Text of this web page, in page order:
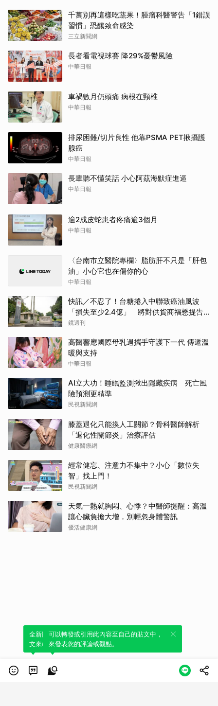
千萬別再這樣吃蔬果！腫瘤科醫警告「1錯誤
習慣」恐釀致命感染
三立新聞網
長者看電視球賽 降29%憂鬱風險
中華日報
車禍數月仍頭痛 病根在頸椎
中華日報
排尿困難/切片良性 他靠PSMA PET揪攝護
腺癌
中華日報
長輩聽不懂笑話 小心阿茲海默症進逼
中華日報
逾2成皮蛇患者疼痛逾3個月
中華日報
〈台南市立醫院專欄〉脂肪肝不只是「肝包
油」小心它也在傷你的心
中華日報
快訊／不忍了！台糖捲入中聯致癌油風波
「損失至少2.4億」 將對供貨商福懋提告
求償
鏡週刊
高醫響應國際母乳週攜手守護下一代 傳遞溫
暖與支持
中華日報
AI立大功！睡眠監測揪出隱藏疾病 死亡風
險預測更精準
民視新聞網
膝蓋退化只能換人工關節？骨科醫師解析
「退化性關節炎」治療評估
健康醫療網
經常健忘、注意力不集中？小心「數位失
智」找上門！
民視新聞網
天氣一熱就胸悶、心悸？中醫師提醒：高溫
讓心臟負擔大增，別輕忽身體警訊
優活健康網
全新體驗！一鍵引用此內容，透過發布貼
文來輕鬆表達個人立場。
可以轉發或引用此內容至自己的貼文中，
來發表您的評論或觀點。